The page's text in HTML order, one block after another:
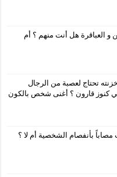
العباقرة هل أنت منهم ؟ أم
تحتاج لعصبة من الرجال
هي كنوز قارون ؟ أغنى شخص بالكون
بأنفصام الشخصية أم لا ؟